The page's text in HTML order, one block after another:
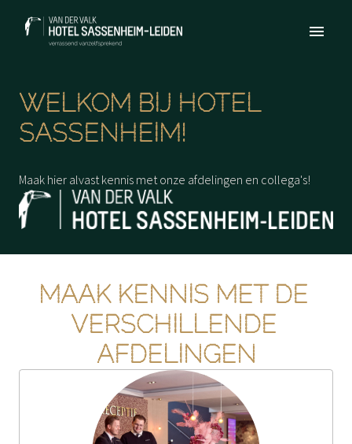
Homepagina
WELKOM BIJ HOTEL
SASSENHEIM!
Maak hier alvast kennis met onze afdelingen en collega's!
MAAK KENNIS MET DE
VERSCHILLENDE
AFDELINGEN